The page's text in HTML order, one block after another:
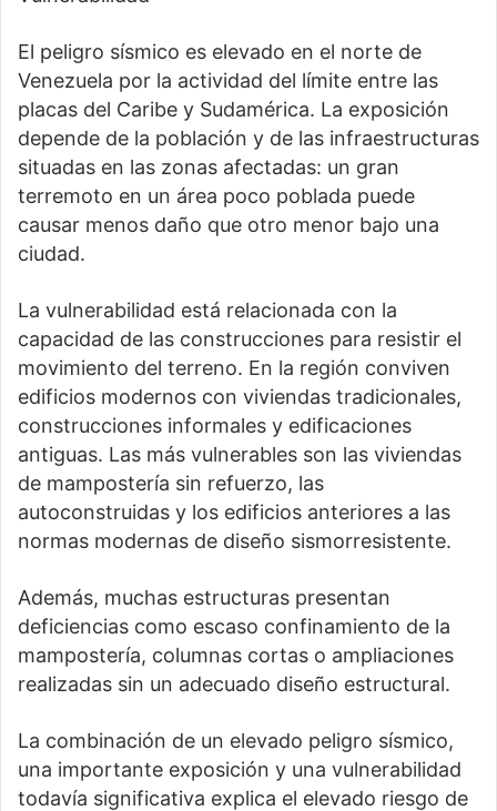
El peligro sísmico es elevado en el norte de
Venezuela por la actividad del límite entre las
placas del Caribe y Sudamérica. La exposición
depende de la población y de las infraestructuras
situadas en las zonas afectadas: un gran
terremoto en un área poco poblada puede
causar menos daño que otro menor bajo una
ciudad.
La vulnerabilidad está relacionada con la
capacidad de las construcciones para resistir el
movimiento del terreno. En la región conviven
edificios modernos con viviendas tradicionales,
construcciones informales y edificaciones
antiguas. Las más vulnerables son las viviendas
de mampostería sin refuerzo, las
autoconstruidas y los edificios anteriores a las
normas modernas de diseño sismorresistente.
Además, muchas estructuras presentan
deficiencias como escaso confinamiento de la
mampostería, columnas cortas o ampliaciones
realizadas sin un adecuado diseño estructural.
La combinación de un elevado peligro sísmico,
una importante exposición y una vulnerabilidad
todavía significativa explica el elevado riesgo de